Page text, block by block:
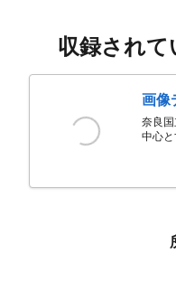
収録されて
画像
奈良国
中心と